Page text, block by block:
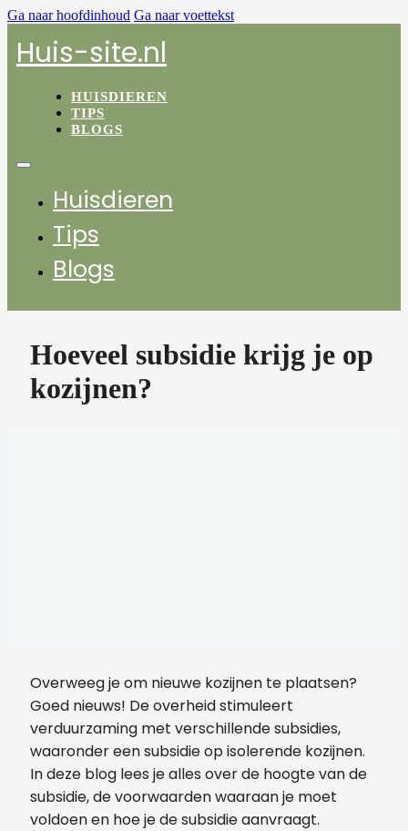
Ga naar hoofdinhoud Ga naar voettekst
Huis-site.nl
HUISDIEREN
TIPS
BLOGS
Huisdieren
Tips
Blogs
Hoeveel subsidie krijg je op
kozijnen?
Overweeg je om nieuwe kozijnen te plaatsen?
Goed nieuws! De overheid stimuleert
verduurzaming met verschillende subsidies,
waaronder een subsidie op isolerende kozijnen.
In deze blog lees je alles over de hoogte van de
subsidie, de voorwaarden waaraan je moet
voldoen en hoe je de subsidie aanvraagt.